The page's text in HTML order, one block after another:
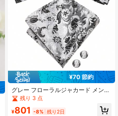
¥70 節約
グレー フローラルジャカード メンズ
ボウタイ ポケットチーフ カフリンク
ス リング 4点セット、ランダムカフ
リンクスパターン、ウェディング ビ
残り 3 点
¥801 -8% 残り2日